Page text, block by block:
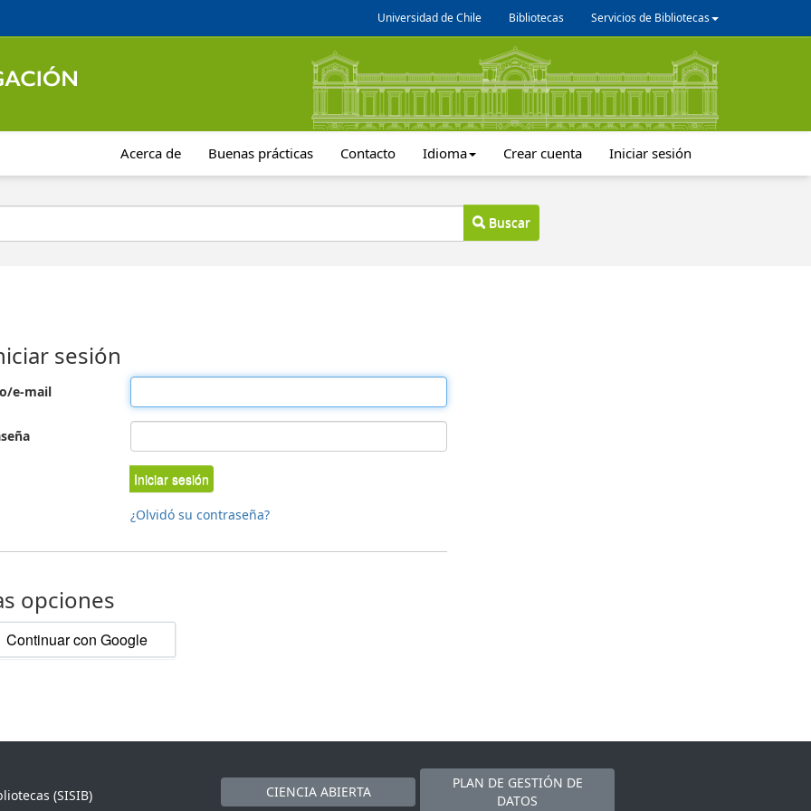
Universidad de Chile Bibliotecas Servicios de Bibliotecas
Acerca de Buenas prácticas Contacto Idioma Crear cuenta Iniciar sesión
Buscar
sesión
e-mail
Iniciar sesión
¿Olvidó su contraseña?
opciones
Continuar con Google
(SISIB)
CIENCIA ABIERTA
PLAN DE GESTIÓN DE
DATOS